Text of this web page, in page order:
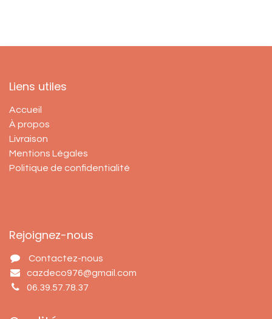
Liens utiles
Accueil
À propos
Livraison
Mentions Légales
Politique de confidentialité
Rejoignez-nous
Contactez-nous
cazdeco976@gmail.com
06.39.57.78.37